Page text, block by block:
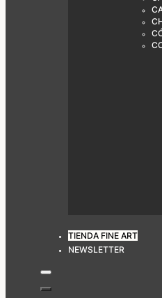
TIENDA FINE ART
NEWSLETTER